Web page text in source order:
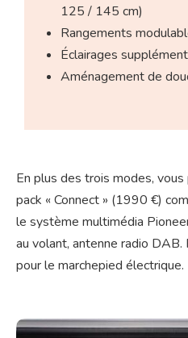
125 / 145 cm)
Rangements
Éclairages
Aménagement de
En plus des trois modes,
pack « Connect » (1990 €)
le système multimédia
au volant, antenne radio
pour le marchepied électrique.